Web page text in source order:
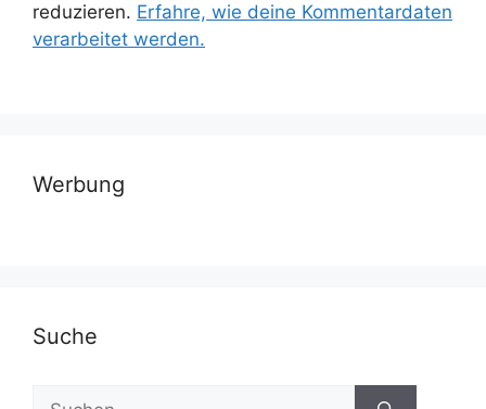
reduzieren. Erfahre, wie deine Kommentardaten
verarbeitet werden.
Werbung
Suche